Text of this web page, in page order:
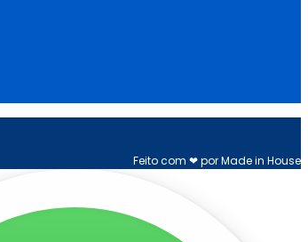
Feito com ❤ por Made in House